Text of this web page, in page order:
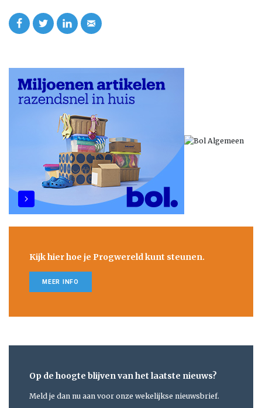
Kijk hier hoe je Progwereld kunt steunen.
MEER INFO
Op de hoogte blijven van het laatste nieuws?
Meld je dan nu aan voor onze wekelijkse nieuwsbrief.